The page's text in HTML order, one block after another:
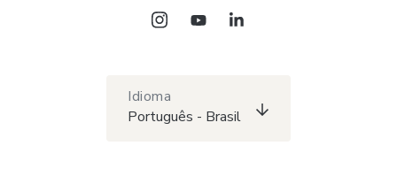
Idioma
Português - Brasil